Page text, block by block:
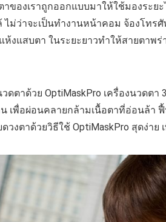
ของเราถูกออกแบบมาให้ใช้มองระย
ม่ว่าจะเป็นทำงานหน้าคอม จ้องโทร
ห้งแสบตา ในระยะยาวทำให้สายตา
าด้วย OptiMaskPro เครื่องนวดตา
เพื่อผ่อนคลายกล้ามเนื้อตาที่อ่อนล้า
งตาด้วยวิธีใช้ OptiMaskPro สุดง่าย